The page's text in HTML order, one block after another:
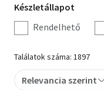
Kotta
Minikönyv
Készletállapot
szűrés
Készletállapot
Rendelhető
Találatok száma: 1897
Relevancia szerint